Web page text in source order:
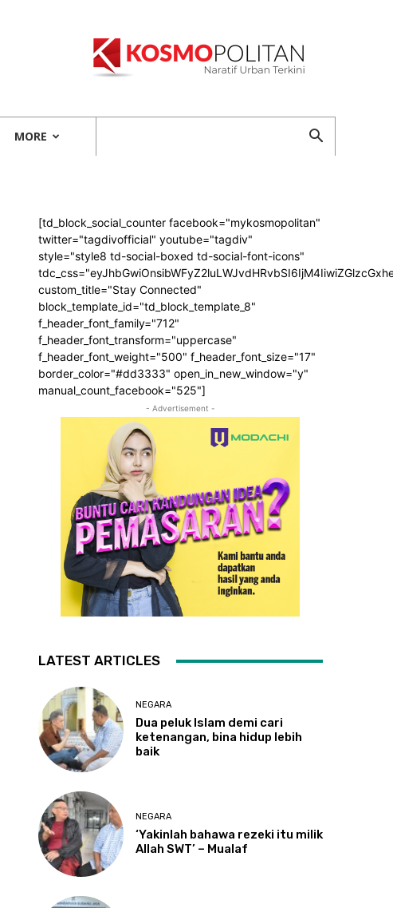
MORE
[td_block_social_counter facebook="mykosmopolitan"
twitter="tagdivofficial" youtube="tagdiv"
style="style8 td-social-boxed td-social-font-icons"
custom_title="Stay Connected"
block_template_id="td_block_template_8"
f_header_font_family="712"
f_header_font_transform="uppercase"
f_header_font_weight="500" f_header_font_size="17"
border_color="#dd3333" open_in_new_window="y"
manual_count_facebook="525"]
- Advertisement -
LATEST ARTICLES
NEGARA
Dua peluk Islam demi cari
ketenangan, bina hidup lebih
baik
NEGARA
‘Yakinlah bahawa rezeki itu milik
Allah SWT’ – Mualaf